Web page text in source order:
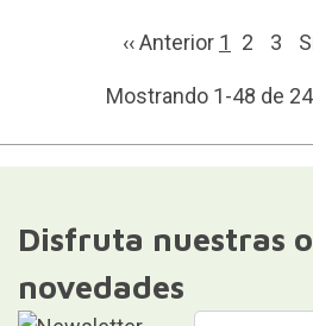
‹‹ Anterior 1 2 3
Mostrando 1-48 de
Disfruta nuestras
novedades